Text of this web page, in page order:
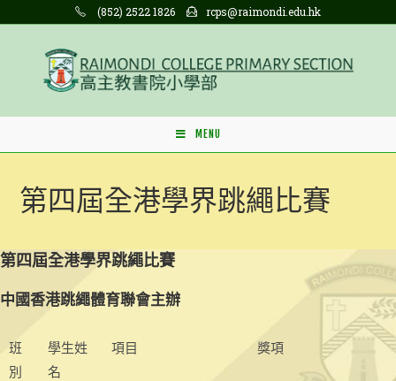
content
(852) 2522 1826 rcps@raimondi.edu.hk
MENU
第四屆全港學界跳繩比賽
第四屆全港學界跳繩比賽
中國香港跳繩體育聯會主辦
班
別
學生姓
名
項目 獎項